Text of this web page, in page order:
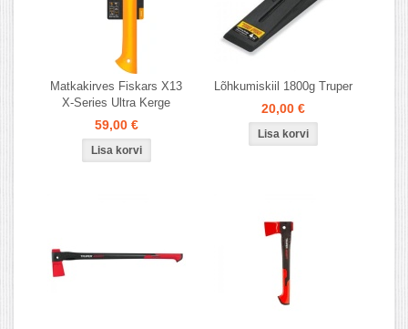
Matkakirves Fiskars X13
X-Series Ultra Kerge
59,00 €
Lõhkumiskiil 1800g Truper
20,00 €